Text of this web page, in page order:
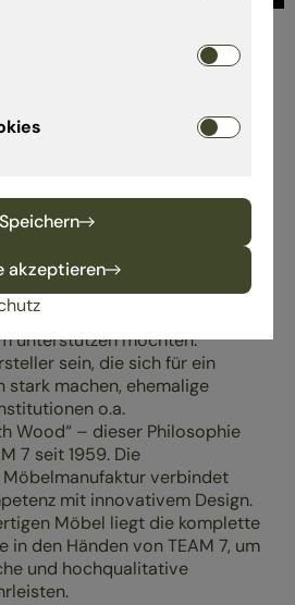
HALTUNG
man sehen und
Möbel und Bettwaren, die
Sie setzen auf nachhaltige
und echte Partnerschaft –
an unserer Seite.
das Netzwerk
Firmen oder Personen, die
Netzwerkpartner sind, das
unterstützen möchten.
sein, die sich für ein
stark machen, ehemalige
o.a.
Wood“ – dieser Philosophie
7 seit 1959. Die
verbindet
mit innovativem Design.
Möbel liegt die komplette
den Händen von TEAM 7, um
und hochqualitative
Speichern
akzeptieren